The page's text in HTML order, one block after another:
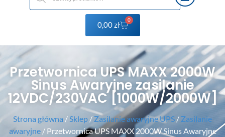
0,00zł
0
Przetwornica UPS MAXX 2000W
Sinus Awaryjne zasilanie
12VDC/230VAC [1000W/2000W]
Strona główna / Sklep / Zasilanie awaryjne UPS / Zasilanie
awaryjne/ Przetwornica UPS MAXX 2000W Sinus Awaryjne